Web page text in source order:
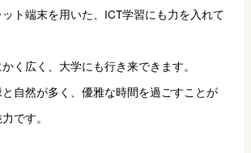
ト端末を用いた、ICT学習にも力を入れて
く広く、大学にも行き来できます。
自然が多く、優雅な時間を過ごすことが
です。